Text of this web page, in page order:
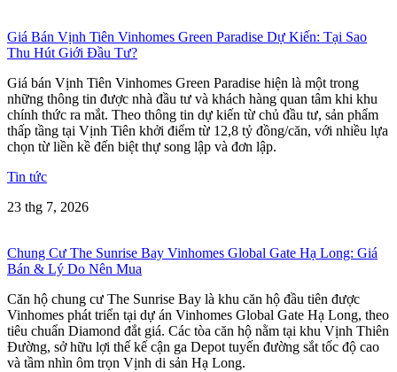
Giá Bán Vịnh Tiên Vinhomes Green Paradise Dự Kiến: Tại Sao
Thu Hút Giới Đầu Tư?
Giá bán Vịnh Tiên Vinhomes Green Paradise hiện là một trong
những thông tin được nhà đầu tư và khách hàng quan tâm khi khu
chính thức ra mắt. Theo thông tin dự kiến từ chủ đầu tư, sản phẩm
thấp tầng tại Vịnh Tiên khởi điểm từ 12,8 tỷ đồng/căn, với nhiều lựa
chọn từ liền kề đến biệt thự song lập và đơn lập.
Tin tức
23 thg 7, 2026
Chung Cư The Sunrise Bay Vinhomes Global Gate Hạ Long: Giá
Bán & Lý Do Nên Mua
Căn hộ chung cư The Sunrise Bay là khu căn hộ đầu tiên được
Vinhomes phát triển tại dự án Vinhomes Global Gate Hạ Long, theo
tiêu chuẩn Diamond đắt giá. Các tòa căn hộ nằm tại khu Vịnh Thiên
Đường, sở hữu lợi thế kế cận ga Depot tuyến đường sắt tốc độ cao
và tầm nhìn ôm trọn Vịnh di sản Hạ Long.